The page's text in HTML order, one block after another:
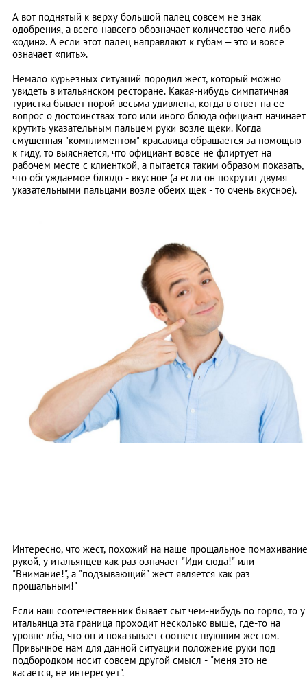
А вот поднятый к верху большой палец совсем не знак
одобрения, а всего-навсего обозначает количество чего-либо -
«один». А если этот палец направляют к губам – это и вовсе
означает «пить».
Немало курьезных ситуаций породил жест, который можно
увидеть в итальянском ресторане. Какая-нибудь симпатичная
туристка бывает порой весьма удивлена, когда в ответ на ее
вопрос о достоинствах того или иного блюда официант начинает
крутить указательным пальцем руки возле щеки. Когда
смущенная "комплиментом" красавица обращается за помощью
к гиду, то выясняется, что официант вовсе не флиртует на
рабочем месте с клиенткой, а пытается таким образом показать,
что обсуждаемое блюдо - вкусное (а если он покрутит двумя
указательными пальцами возле обеих щек - то очень вкусное).
Интересно, что жест, похожий на наше прощальное помахивание
рукой, у итальянцев как раз означает "Иди сюда!" или
"Внимание!", а "подзывающий" жест является как раз
прощальным!"
Если наш соотечественник бывает сыт чем-нибудь по горло, то у
итальянца эта граница проходит несколько выше, где-то на
уровне лба, что он и показывает соответствующим жестом.
Привычное нам для данной ситуации положение руки под
подбородком носит совсем другой смысл - "меня это не
касается, не интересует".